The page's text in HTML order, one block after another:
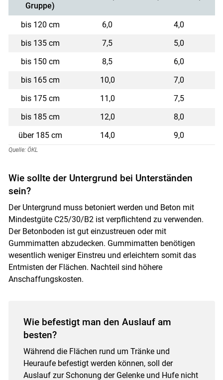
Gruppe)
bis 120 cm 6,0
4,0
bis 135 cm
7,5
5,0
bis 150 cm
8,5
6,0
bis 165 cm
10,0
7,0
bis 175 cm
11,0
7,5
bis 185 cm
12,0
8,0
über 185 cm
14,0 9,0
Quelle: ÖKL
Wie sollte der Untergrund bei Unterständen
sein?
Der Untergrund muss betoniert werden und Beton mit
Mindestgüte C25/30/B2 ist verpflichtend zu verwenden.
Der Betonboden ist gut einzustreuen oder mit
Gummimatten abzudecken. Gummimatten benötigen
wesentlich weniger Einstreu und erleichtern somit das
Entmisten der Flächen. Nachteil sind höhere
Anschaffungskosten.
Wie befestigt man den Auslauf am
besten?
Während die Flächen rund um Tränke und
Heuraufe befestigt werden können, soll der
Auslauf zur Schonung der Gelenke und Hufe nicht